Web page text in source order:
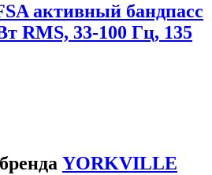
активный бандпасс
RMS, 33-100 Гц, 135
YORKVILLE